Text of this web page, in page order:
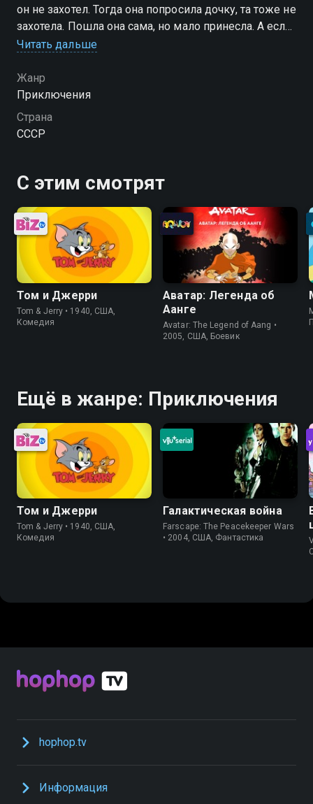
он не захотел. Тогда она попросила дочку, та тоже не
захотела. Пошла она сама, но мало принесла. А если
погаснет огонь, то злая Пурга прилетит и наделает
Читать дальше
Жанр
Приключения
Страна
СССР
С этим смотрят
Том и Джерри
Tom & Jerry • 1940, США,
Комедия
Аватар: Легенда об
Аанге
Avatar: The Legend of Aang •
2005, США, Боевик
Ещё в жанре: Приключения
Том и Джерри
Tom & Jerry • 1940, США,
Комедия
Галактическая война
Farscape: The Peacekeeper Wars
• 2004, США, Фантастика
hophop.tv
Информация